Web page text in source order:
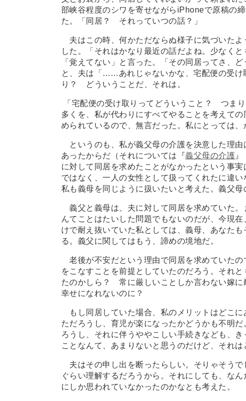
部峡谷程度のシワを寄せながらiPhoneで原稿の
た。「同居？ それっていつの話？」
夫はこの時、何かただならぬ様子に気づいた
した。「それはかなり最近の話だよね。少なく
「覚えてない」と言った。「その同居ってさ、
と、夫は「 … …あれじゃないかな、宅配便の受け
り？ どういうことだ、それは。
「宅配便の受け取りってどういうこと？ つま
多くを、私が代わりにすべてやることを考えて
められているので、無言だった。私にとっては、
というのも、私が義父母の介護を決意した理
あったからだ（それについては『義父母の介護
に対して同居を求めたことがなかったという事
ではなく、一人の女性として扱ってくれたに違
私も義母を同じように扱いたいと考えた。義父
義父と義母は、夫に対して同居を求めていた
んてことはたいした問題でもないのだが、今現
けで耐え抜いていた私としては、義母、あなた
る。義父に関してはもう、諦めの境地だ。
老後が不安だという理由で同居を求めていた
をこなすことを前提としていたのだろう。それ
たのかしら？ 常に厳しいことしか言わない嫁
幸せになれないのに？
もし同居していた場合、私のメリットはどこ
ただろうし、育児が楽になったかどうかも不明
ろうし、それに伴うややこしい手続きなども、
ことなんて、あまりないと思うのだけど、それは
夫はその申し出を断ったらしい。そりゃそうで
ぐらい理解するだろうから。それにしても、な
にしか思われていなかったのかなとも考えた。